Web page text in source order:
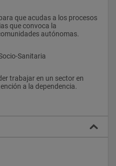
que acudas a los procesos
que convoca la
autónomas.
Sanitaria
trabajar en un sector en
a la dependencia.
trabajando con personas
sociales, aplicando